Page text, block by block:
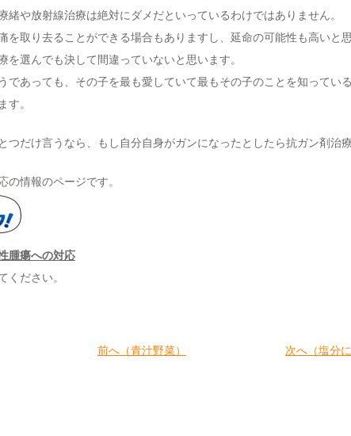
緒や放射線治療は絶対にダメだといっているわけではありません。
を取り去ることができる場合もありますし、延命の可能性も高いと思
を選んでも決して間違っていないと思います。
であっても、その子を最も愛していて最もその子のことを知ってい
す。
つだけ言うなら、もし自分自身がガンになったとしたら抗ガン剤治
の情報のページです。
腫瘍への対応
ください。
前へ（青汁野菜） 次へ（塩分